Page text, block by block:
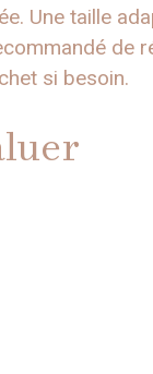
Une taille
de
si besoin.